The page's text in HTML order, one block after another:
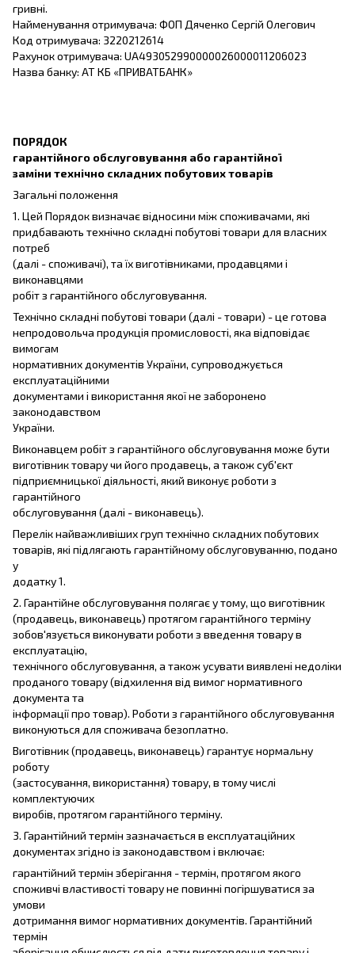
гривні.
Найменування отримувача: ФОП Дяченко Сергій Олегович
Код отримувача: 3220212614
Рахунок отримувача: UA493052990000026000011206023
Назва банку: АТ КБ «ПРИВАТБАНК»
ПОРЯДОК
гарантійного обслуговування або гарантійної
заміни технічно складних побутових товарів
Загальні положення
1. Цей Порядок визначає відносини між споживачами, які
придбавають технічно складні побутові товари для власних
потреб
(далі - споживачі), та їх виготівниками, продавцями і
виконавцями
робіт з гарантійного обслуговування.
Технічно складні побутові товари (далі - товари) - це готова
непродовольча продукція промисловості, яка відповідає
вимогам
нормативних документів України, супроводжується
експлуатаційними
документами і використання якої не заборонено
законодавством
України.
Виконавцем робіт з гарантійного обслуговування може бути
виготівник товару чи його продавець, а також суб'єкт
підприємницької діяльності, який виконує роботи з
гарантійного
обслуговування (далі - виконавець).
Перелік найважливіших груп технічно складних побутових
товарів, які підлягають гарантійному обслуговуванню, подано
у
додатку 1.
2. Гарантійне обслуговування полягає у тому, що виготівник
(продавець, виконавець) протягом гарантійного терміну
зобов'язується виконувати роботи з введення товару в
експлуатацію,
технічного обслуговування, а також усувати виявлені недоліки
проданого товару (відхилення від вимог нормативного
документа та
інформації про товар). Роботи з гарантійного обслуговування
виконуються для споживача безоплатно.
Виготівник (продавець, виконавець) гарантує нормальну
роботу
(застосування, використання) товару, в тому числі
комплектуючих
виробів, протягом гарантійного терміну.
3. Гарантійний термін зазначається в експлуатаційних
документах згідно із законодавством і включає:
гарантійний термін зберігання - термін, протягом якого
споживчі властивості товару не повинні погіршуватися за
умови
дотримання вимог нормативних документів. Гарантійний
термін